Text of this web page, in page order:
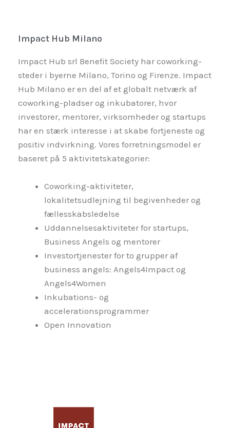
Impact Hub Milano
Impact Hub srl Benefit Society har coworking-
steder i byerne Milano, Torino og Firenze. Impact
Hub Milano er en del af et globalt netværk af
coworking-pladser og inkubatorer, hvor
investorer, mentorer, virksomheder og startups
har en stærk interesse i at skabe fortjeneste og
positiv indvirkning. Vores forretningsmodel er
baseret på 5 aktivitetskategorier:
Coworking-aktiviteter,
lokalitetsudlejning til begivenheder og
fællesskabsledelse
Uddannelsesaktiviteter for startups,
Business Angels og mentorer
Investortjenester for to grupper af
business angels: Angels4Impact og
Angels4Women
Inkubations- og
accelerationsprogrammer
Open Innovation